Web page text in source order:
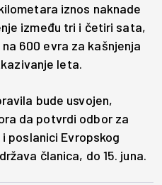
iznos naknade
između tri i četiri sata,
600 evra za kašnjenja
leta.
bude usvojen,
da potvrdi odbor za
poslanici Evropskog
članica, do 15. juna.